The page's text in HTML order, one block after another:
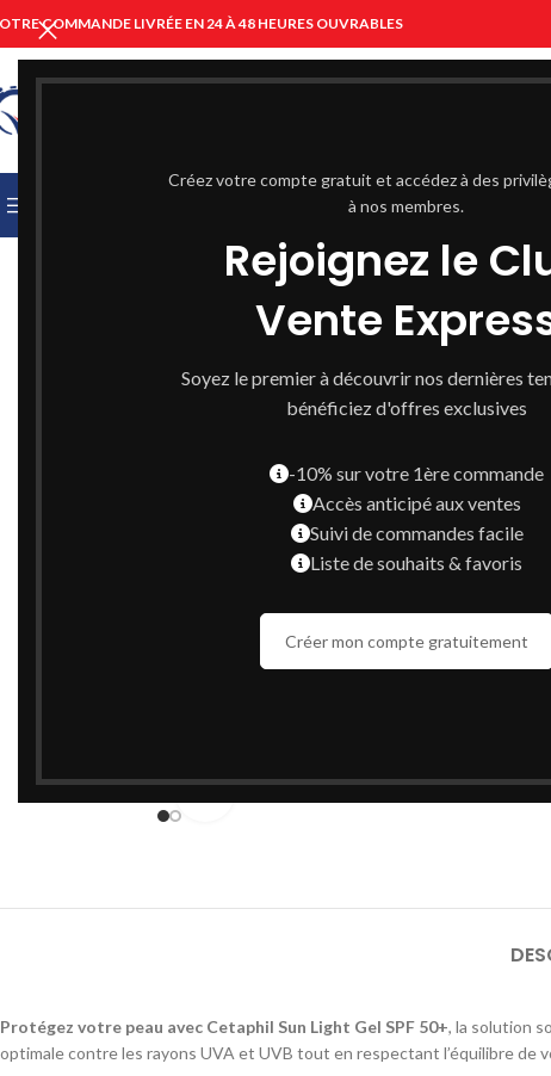
Créez votre compte gratuit et accédez à des
à nos membres.
Rejoignez le
Vente
Soyez le premier à découvrir nos dernières
bénéficiez d'offres exclusives
-10% sur votre 1ère commande
Accès anticipé aux ventes
Suivi de commandes facile
Liste de souhaits & favoris
Créer mon compte gratuitement
COMMANDE LIVRÉE EN 24 À 48 HEURES OUVRABLES
ACCUEILPARAPHARMACIE
Protégez votre peau avec Cetaphil Sun Light Gel SPF 50+, la solution
optimale contre les rayons UVA et UVB tout en respectant l’équilibre de